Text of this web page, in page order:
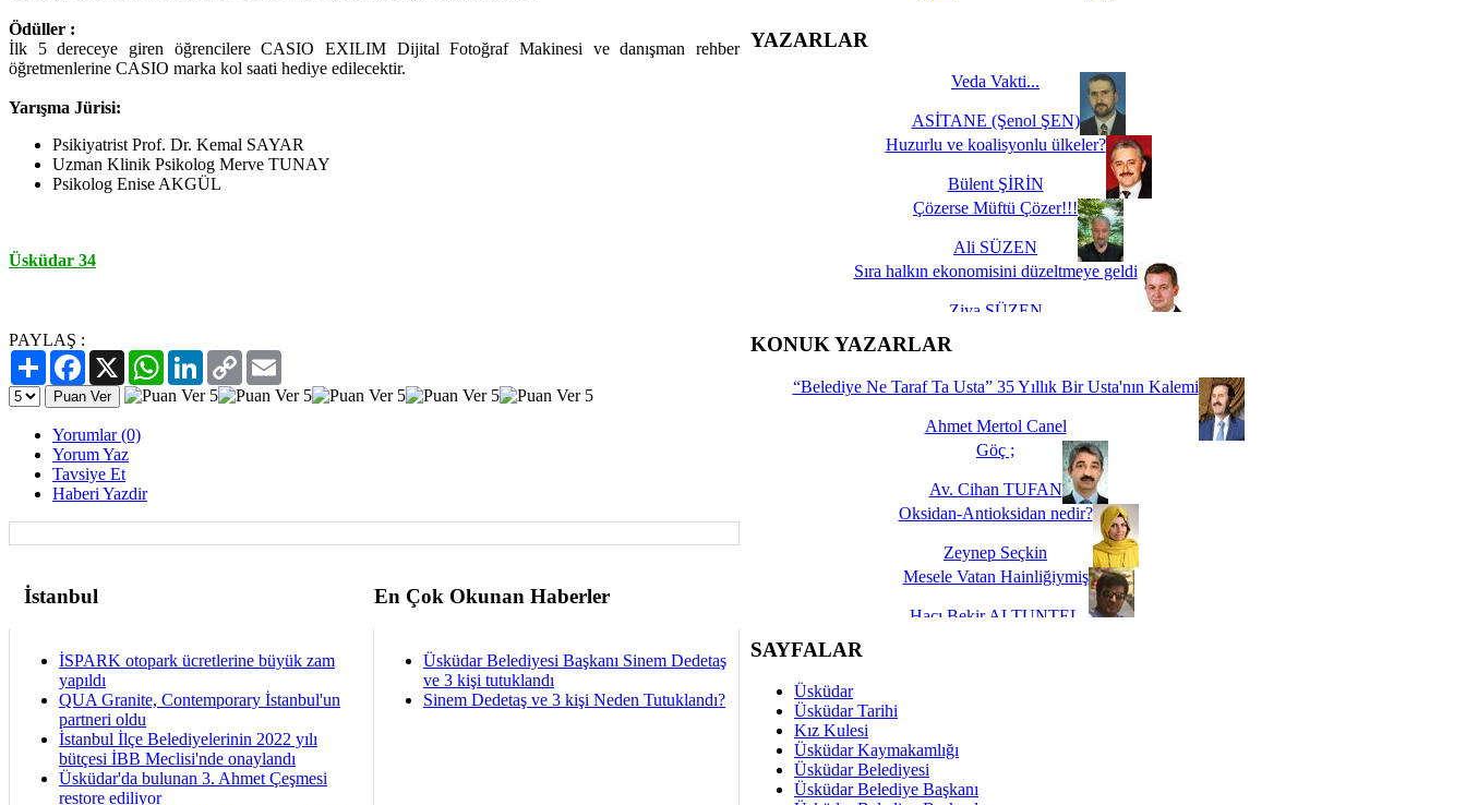
Ödüller :
İlk 5 dereceye giren öğrencilere CASIO EXILIM Dijital Fotoğraf Makinesi ve danışman rehber
öğretmenlerine CASIO marka kol saati hediye edilecektir.
Yarışma Jürisi:
Psikiyatrist Prof. Dr. Kemal SAYAR
Uzman Klinik Psikolog Merve TUNAY
Psikolog Enise AKGÜL
Üsküdar 34
PAYLAŞ :
PaylaşFacebook
X WhatsAppLinkedIn
Copy
Link
Yorumlar (0)
Yorum Yaz
Tavsiye Et
Haberi Yazdir
İstanbul En Çok Okunan Haberler
İSPARK otopark ücretlerine büyük zam
yapıldı
QUA Granite, Contemporary İstanbul'un
partneri oldu
İstanbul İlçe Belediyelerinin 2022 yılı
bütçesi İBB Meclisi'nde onaylandı
Üsküdar'da bulunan 3. Ahmet Çeşmesi
restore ediliyor
Üsküdar Belediyesi Başkanı Sinem Dedetaş
ve 3 kişi tutuklandı
Sinem Dedetaş ve 3 kişi Neden Tutuklandı?
YAZARLAR
Veda Vakti...
ASİTANE (Şenol ŞEN)
Huzurlu ve koalisyonlu ülkeler?
Bülent ŞİRİN
Çözerse Müftü Çözer!!!
Ali SÜZEN
Sıra halkın ekonomisini düzeltmeye geldi
Ziya SÜZEN
İşte Biz buyuz...
KONUK YAZARLAR
“Belediye Ne Taraf Ta Usta” 35 Yıllık Bir Usta'nın Kalemi
Ahmet Mertol Canel
Göç ;
Av. Cihan TUFAN
Oksidan-Antioksidan nedir?
Zeynep Seçkin
Mesele Vatan Hainliğiymiş
Hacı Bekir ALTUNTEL
Dünya Fani, Ama Kısa Bir Süre De Olsa Burdayız
Savaş ŞENEL
Hukukun Adaleti Kalmadı Üstadım!
SAYFALAR
Üsküdar
Üsküdar Tarihi
Kız Kulesi
Üsküdar Kaymakamlığı
Üsküdar Belediyesi
Üsküdar Belediye Başkanı